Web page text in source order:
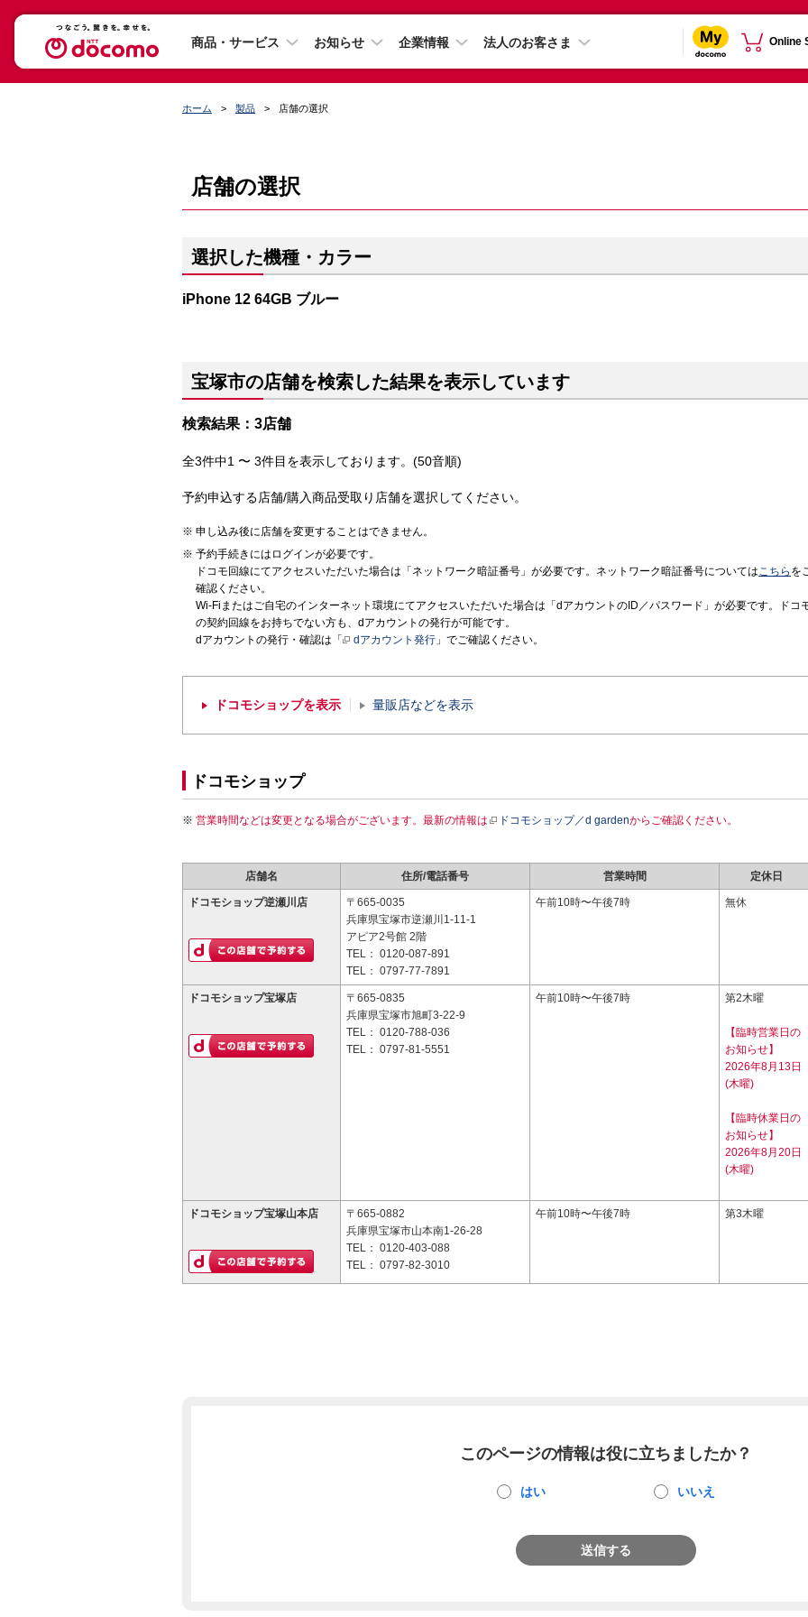
商品・サービス お知らせ 企業情報 法人のお客さま Online
ホーム 製品 店舗の選択
店舗の選択
選択した機種・カラー
iPhone 12 64GB ブルー
宝塚市の店舗を検索した結果を表示しています
検索結果：3店舗
全3件中1 〜 3件目を表示しております。(50音順)
予約申込する店舗/購入商品受取り店舗を選択してください。
申し込み後に店舗を変更することはできません。
予約手続きにはログインが必要です。
ドコモ回線にてアクセスいただいた場合は「ネットワーク暗証番号」が必要です。ネットワーク暗証番号についてはこちら を
確認ください。
Wi-Fiまたはご自宅のインターネット環境にてアクセスいただいた場合は「dアカウントのID／パスワード」が必要です。ドコ
の契約回線をお持ちでない方も、dアカウントの発行が可能です。
dアカウントの発行・確認は「
dアカウント発行 」でご確認ください。
ドコモショップを表示 量販店などを表示
ドコモショップ
営業時間などは変更となる場合がございます。最新の情報は ドコモショップ／d gardenからご確認ください。
店舗名 住所/電話番号 営業時間 定休日
ドコモショップ逆瀬川店
〒665-0035
兵庫県宝塚市逆瀬川1-11-1
アピア2号館 2階
TEL： 0120-087-891
TEL： 0797-77-7891
午前10時〜午後7時 無休
ドコモショップ宝塚店
〒665-0835
兵庫県宝塚市旭町3-22-9
TEL： 0120-788-036
TEL： 0797-81-5551
午前10時〜午後7時 第2木曜
【臨時営業日の
お知らせ】
2026年8月13日
(木曜)
【臨時休業日の
お知らせ】
2026年8月20日
(木曜)
ドコモショップ宝塚山本店
〒665-0882
兵庫県宝塚市山本南1-26-28
TEL： 0120-403-088
TEL： 0797-82-3010
午前10時〜午後7時 第3木曜
このページの情報は役に立ちましたか？
はい いいえ
送信する